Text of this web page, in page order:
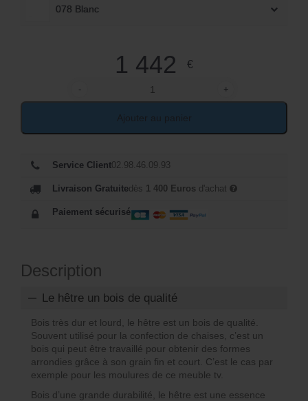
078 Blanc
1 442 €
-
quantité de Meuble tv en bois hêtre
+
Ajouter au panier
Service Client02.98.46.09.93
Livraison Gratuitedès 1 400 Euros d'achat
Paiement sécurisé
Description
Le hêtre un bois de qualité
Bois très dur et lourd, le hêtre est un bois de qualité.
Souvent utilisé pour la confection de chaises, c’est un
bois qui peut être travaillé pour obtenir des formes
arrondies grâce à son grain fin et court. C’est le cas par
exemple pour les moulures de ce meuble tv.
Bois d’une grande durabilité, le hêtre est une essence